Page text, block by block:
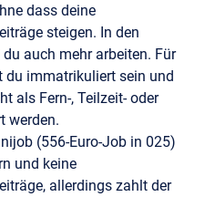
dass deine
steigen. In den
auch mehr arbeiten. Für
du immatrikuliert sein und
als Fern-, Teilzeit- oder
werden.
(556-Euro-Job in 025)
und keine
allerdings zahlt der